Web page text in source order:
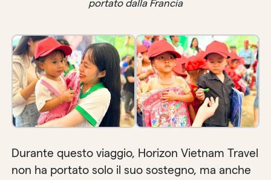
portato dalla Francia
Durante questo viaggio, Horizon Vietnam Travel
non ha portato solo il suo sostegno, ma anche